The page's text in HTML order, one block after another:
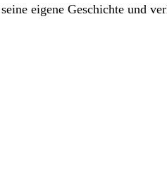
eigene Geschichte und